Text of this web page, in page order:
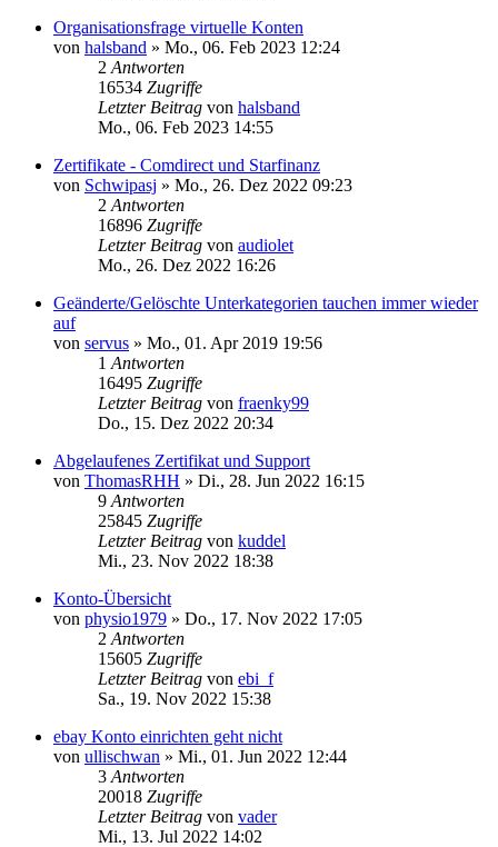
Organisationsfrage virtuelle Konten
von halsband » Mo., 06. Feb 2023 12:24
2 Antworten
16534 Zugriffe
Letzter Beitrag von halsband
Mo., 06. Feb 2023 14:55
Zertifikate - Comdirect und Starfinanz
von Schwipasj » Mo., 26. Dez 2022 09:23
2 Antworten
16896 Zugriffe
Letzter Beitrag von audiolet
Mo., 26. Dez 2022 16:26
Geänderte/Gelöschte Unterkategorien tauchen immer wieder
auf
von servus » Mo., 01. Apr 2019 19:56
1 Antworten
16495 Zugriffe
Letzter Beitrag von fraenky99
Do., 15. Dez 2022 20:34
Abgelaufenes Zertifikat und Support
von ThomasRHH » Di., 28. Jun 2022 16:15
9 Antworten
25845 Zugriffe
Letzter Beitrag von kuddel
Mi., 23. Nov 2022 18:38
Konto-Übersicht
von physio1979 » Do., 17. Nov 2022 17:05
2 Antworten
15605 Zugriffe
Letzter Beitrag von ebi_f
Sa., 19. Nov 2022 15:38
ebay Konto einrichten geht nicht
von ullischwan » Mi., 01. Jun 2022 12:44
3 Antworten
20018 Zugriffe
Letzter Beitrag von vader
Mi., 13. Jul 2022 14:02